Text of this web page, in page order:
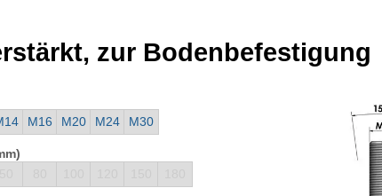
zur Bodenbefestigung
M16 M20 M24 M30